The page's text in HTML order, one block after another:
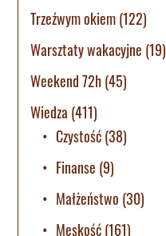
Trzeźwym okiem(122)
Warsztaty wakacyjne (19)
Weekend 72h(45)
Wiedza (411)
Czystość(38)
Finanse (9)
Małżeństwo (30)
Męskość(161)